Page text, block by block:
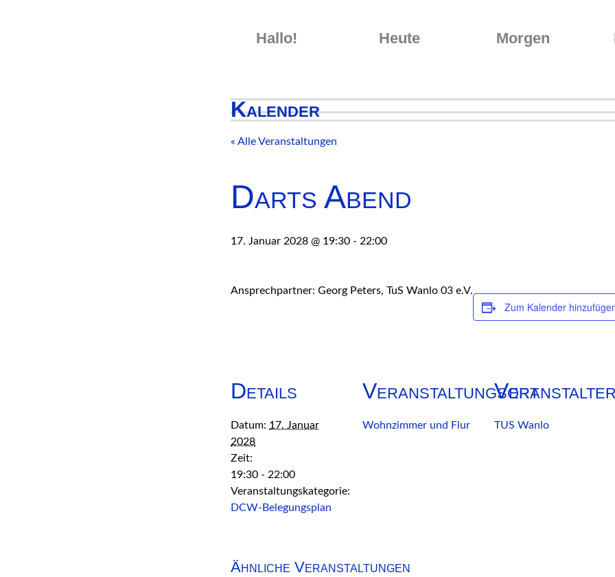
contentHallo! Heute Morgen
Kalender
« Alle Veranstaltungen
Darts Abend
17. Januar 2028 @ 19:30 - 22:00
Ansprechpartner: Georg Peters, TuS Wanlo 03 e.V.
Zum Kalender
Details
Datum: 17. Januar
2028
Zeit:
19:30 - 22:00
Veranstaltungskategorie:
DCW-Belegungsplan
Veranstaltungsort
Wohnzimmer und Flur TUS Wanlo
Ähnliche Veranstaltungen